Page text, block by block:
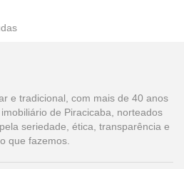
e tradicional, com mais de 40 anos
de Piracicaba, norteados
seriedade, ética, transparência e
que fazemos.